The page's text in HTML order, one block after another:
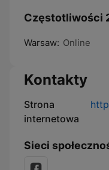
Częstotliwości
Warsaw: Online
Kontakty
Strona
internetowa
Sieci